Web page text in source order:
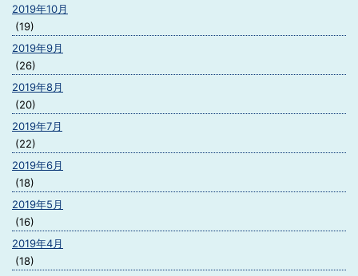
2019年10月
(19)
2019年9月
(26)
2019年8月
(20)
2019年7月
(22)
2019年6月
(18)
2019年5月
(16)
2019年4月
(18)